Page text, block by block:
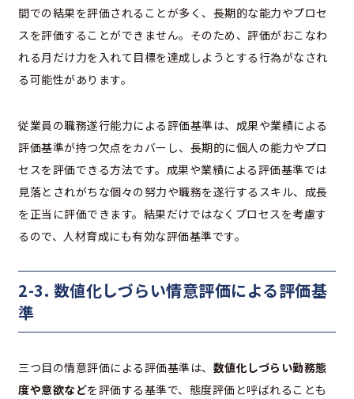
間での結果を評価されることが多く、長期的な能力やプロセ
スを評価することができません。そのため、評価がおこなわ
れる月だけ力を入れて目標を達成しようとする行為がなされ
る可能性があります。
従業員の職務遂行能力による評価基準は、成果や業績による
評価基準が持つ欠点をカバーし、長期的に個人の能力やプロ
セスを評価できる方法です。成果や業績による評価基準では
見落とされがちな個々の努力や職務を遂行するスキル、成長
を正当に評価できます。結果だけではなくプロセスを考慮す
るので、人材育成にも有効な評価基準です。
2-3. 数値化しづらい情意評価による評価基
準
三つ目の情意評価による評価基準は、 数値化しづらい勤務態
度や意欲などを評価する基準で、態度評価と呼ばれることも